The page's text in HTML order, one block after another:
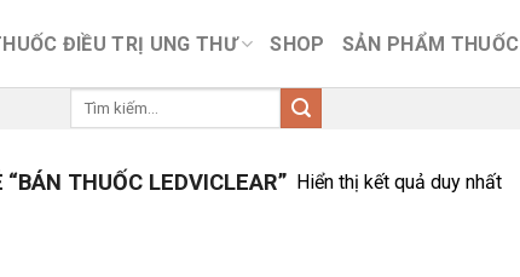
ĐIỀU TRỊ UNG THƯ SHOP SẢN PHẨM THUỐC
Tìm
THUỐC LEDVICLEAR” Hiển thị kết quả duy nhất